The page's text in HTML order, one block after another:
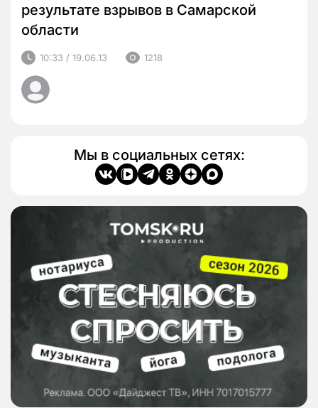
результате взрывов в Самарской
области
10:33 / 19.06.13 1218
Мы в социальных сетях: